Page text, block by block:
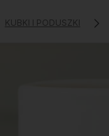
KUBKI I PODUSZKI